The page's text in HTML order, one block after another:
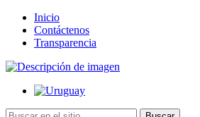
Inicio
Contáctenos
Transparencia